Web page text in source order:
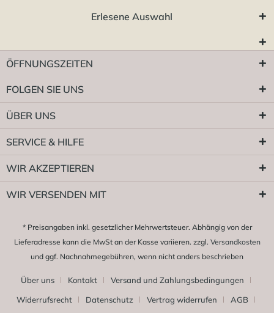
Erlesene Auswahl
ÖFFNUNGSZEITEN
FOLGEN SIE UNS
ÜBER UNS
SERVICE & HILFE
WIR AKZEPTIEREN
WIR VERSENDEN MIT
* Preisangaben inkl. gesetzlicher Mehrwertsteuer. Abhängig von der
Lieferadresse kann die MwSt an der Kasse variieren. zzgl. Versandkosten
und ggf. Nachnahmegebühren, wenn nicht anders beschrieben
Über uns Kontakt
Versand und Zahlungsbedingungen
Widerrufsrecht
Datenschutz Vertrag widerrufen
AGB